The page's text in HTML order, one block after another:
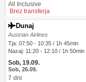
All Inclusive
Brez transferja
Dunaj
Austrian Airlines
Tja: 07:50 - 10:35 / 1h 45min
Nazaj: 11:20 - 12:10 / 1h 50min
Sob, 19.09.
Sob, 26.09.
7 dni